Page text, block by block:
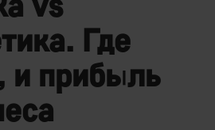
Где
и прибыль